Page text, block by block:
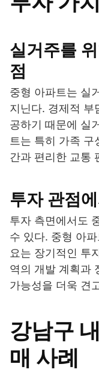
실거주를
점
중형 아파트는 실
지닌다. 경제적 부
공하기 때문에 실
트는 특히 가족 구
간과 편리한 교통
투자 관점
투자 측면에서도
수 있다. 중형 아
요는 장기적인 투
역의 개발 계획과
가능성을 더욱 견
강남구
매 사례